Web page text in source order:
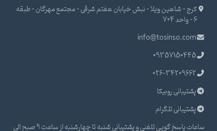
کرج - شاهین ویلا - نبش خیابان هفتم شرقی - مجتمع مهرگان - طبقه
6 - واحد 704
info@tosinso.com
09357150445
026-34209662
پشتیبانی روبیکا
پشتیبانی تلگرام
ساعات پاسخ گویی تلفنی و پشتیبانی شنبه تا چهارشنبه از ساعت 9 صبح الی